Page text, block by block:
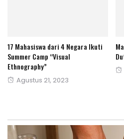
17 Mahasiswa dari 4 Negara Ikuti
Summer Camp “Visual
Ethnography”
Posted
Agustus 21, 2023